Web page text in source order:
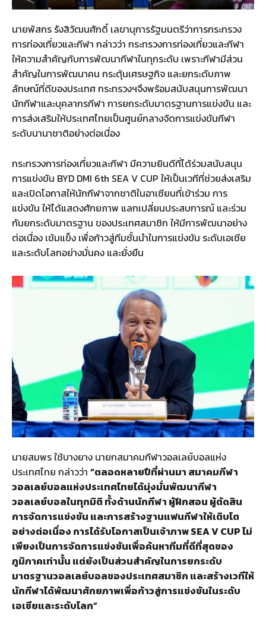
นายพัสกร รังสิวัฒนศักดิ์ เลขานุการรัฐมนตรีว่าการกระทรวง
การท่องเที่ยวและกีฬา กล่าวว่า กระทรวงการท่องเที่ยวและกีฬา
ให้ความสำคัญกับการพัฒนากีฬาในทุกระดับ เพราะกีฬามีส่วน
สำคัญในการพัฒนาคน กระตุ้นเศรษฐกิจ และยกระดับภาพ
ลักษณ์ที่ดีของประเทศ กระทรวงฯจึงพร้อมสนับสนุนการพัฒนา
นักกีฬาและบุคลากรกีฬา การยกระดับมาตรฐานการแข่งขัน และ
การส่งเสริมให้ประเทศไทยเป็นศูนย์กลางจัดการแข่งขันกีฬา
ระดับนานาชาติอย่างต่อเนื่อง
กระทรวงการท่องเที่ยวและกีฬา มีความยินดีที่ได้ร่วมสนับสนุน
การแข่งขัน BYD DMI 6th SEA V CUP ให้เป็นเวทีที่ช่วยส่งเสริม
และเปิดโอกาสให้นักกีฬาจากชาติในอาเซียนที่เข้าร่วม การ
แข่งขัน ให้ได้แสดงศักยภาพ แลกเปลี่ยนประสบการณ์ และร่วม
กันยกระดับมาตรฐาน ของประเทศสมาชิก ให้มีการพัฒนาอย่าง
ต่อเนื่อง เข้มแข็ง เพื่อก้าวสู่ทีมชั้นนำในการแข่งขัน ระดับเอเชีย
และระดับโลกอย่างมั่นคง และยั่งยืน
นายสมพร ใช้บางยาง นายกสมาคมกีฬาวอลเลย์บอลแห่ง
ประเทศไทย กล่าวว่า “ตลอดหลายปีที่ผ่านมา สมาคมกีฬา
วอลเลย์บอลแห่งประเทศไทยได้มุ่งมั่นพัฒนากีฬา
วอลเลย์บอลในทุกมิติ ทั้งด้านนักกีฬา ผู้ฝึกสอน ผู้ตัดสิน
การจัดการแข่งขัน และการสร้างฐานแฟนกีฬาให้เติบโต
อย่างต่อเนื่อง การได้รับโอกาสเป็นเจ้าภาพ SEA V CUP ไม่
เพียงเป็นการจัดการแข่งขันเพื่อค้นหาทีมที่ดีที่สุดของ
ภูมิภาคเท่านั้น แต่ยังเป็นส่วนสำคัญในการยกระดับ
มาตรฐานวอลเลย์บอลของประเทศสมาชิก และสร้างเวทีให้
นักกีฬาได้พัฒนาศักยภาพเพื่อก้าวสู่การแข่งขันในระดับ
เอเชียและระดับโลก”